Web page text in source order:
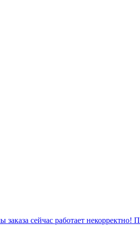
сейчас работает